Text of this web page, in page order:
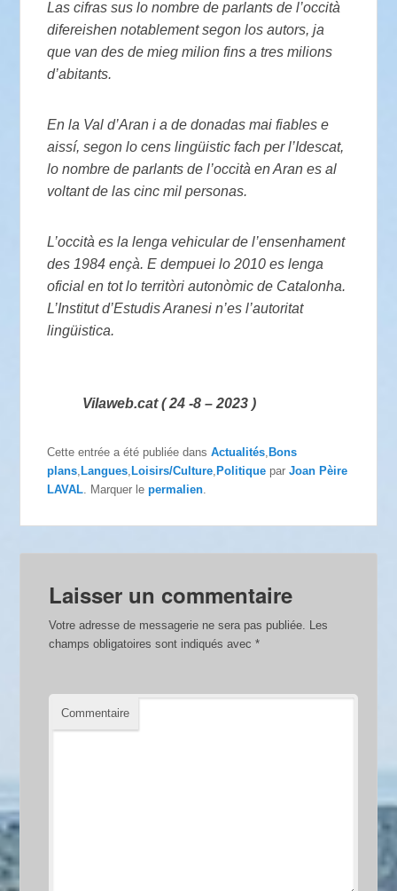
Las cifras sus lo nombre de parlants de l’occità
difereishen notablement segon los autors, ja
que van des de mieg milion fins a tres milions
d’abitants.
En la Val d’Aran i a de donadas mai fiables e
aissí, segon lo cens lingüistic fach per l’Idescat,
lo nombre de parlants de l’occità en Aran es al
voltant de las cinc mil personas.
L’occità es la lenga vehicular de l’ensenhament
des 1984 ençà. E dempuei lo 2010 es lenga
oficial en tot lo territòri autonòmic de Catalonha.
L’Institut d’Estudis Aranesi n’es l’autoritat
lingüistica.
Vilaweb.cat ( 24 -8 – 2023 )
Cette entrée a été publiée dansActualités ,Bons
plans ,Langues ,Loisirs/Culture ,Politique parJoan Pèire
LAVAL . Marquer lepermalien
Laisser un commentaire
Votre adresse de messagerie ne sera pas publiée. Les
champs obligatoires sont indiqués avec*
Commentaire